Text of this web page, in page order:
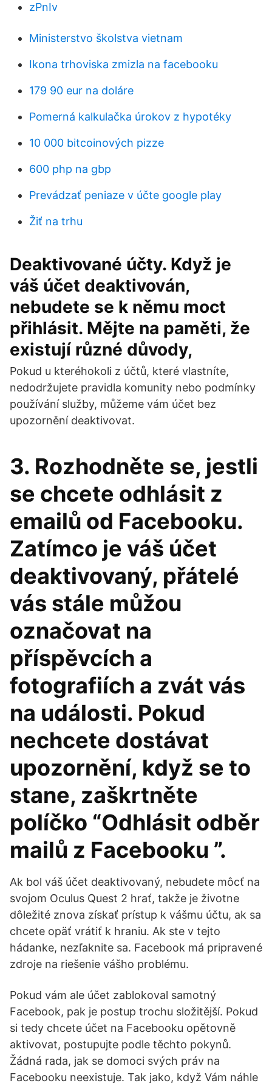
zPnIv
Ministerstvo školstva vietnam
Ikona trhoviska zmizla na facebooku
179 90 eur na doláre
Pomerná kalkulačka úrokov z hypotéky
10 000 bitcoinových pizze
600 php na gbp
Prevádzať peniaze v účte google play
Žiť na trhu
Deaktivované účty. Když je
váš účet deaktivován,
nebudete se k němu moct
přihlásit. Mějte na paměti, že
existují různé důvody,
Pokud u kteréhokoli z účtů, které vlastníte,
nedodržujete pravidla komunity nebo podmínky
používání služby, můžeme vám účet bez
upozornění deaktivovat.
3. Rozhodněte se, jestli
se chcete odhlásit z
emailů od Facebooku.
Zatímco je váš účet
deaktivovaný, přátelé
vás stále můžou
označovat na
příspěvcích a
fotografiích a zvát vás
na události. Pokud
nechcete dostávat
upozornění, když se to
stane, zaškrtněte
políčko “Odhlásit odběr
mailů z Facebooku ”.
Ak bol váš účet deaktivovaný, nebudete môcť na
svojom Oculus Quest 2 hrať, takže je životne
dôležité znova získať prístup k vášmu účtu, ak sa
chcete opäť vrátiť k hraniu. Ak ste v tejto
hádanke, nezľaknite sa. Facebook má pripravené
zdroje na riešenie vášho problému.
Pokud vám ale účet zablokoval samotný
Facebook, pak je postup trochu složitější. Pokud
si tedy chcete účet na Facebooku opětovně
aktivovat, postupujte podle těchto pokynů.
Žádná rada, jak se domoci svých práv na
Facebooku neexistuje. Tak jako, když Vám náhle